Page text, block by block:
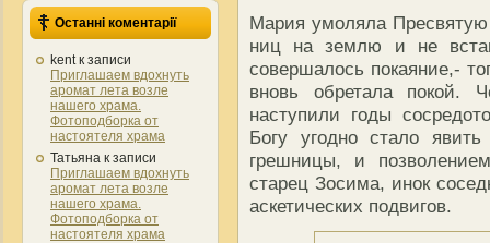
Останні коментарії
kentк записи
Приглашаем вдохнуть
аромат лета возле
нашего храма.
Фотоподборка от
настоятеля храма
Татьяна к записи
Приглашаем вдохнуть
аромат лета возле
нашего храма.
Фотоподборка от
настоятеля храма
Мария умоляла
ниц на землю и не
совершалось покаяние,-
вновь обретала
наступили годы
Богу угодно стало
грешницы, и
старец Зосима, инок
аскетических подвигов.